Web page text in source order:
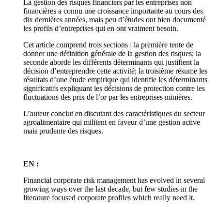
La gestion des risques financiers par les entreprises non
financières a connu une croissance importante au cours des
dix dernières années, mais peu d’études ont bien documenté
les profils d’entreprises qui en ont vraiment besoin.
Cet article comprend trois sections : la première tente de
donner une définition générale de la gestion des risques; la
seconde aborde les différents déterminants qui justifient la
décision d’entreprendre cette activité; la troisième résume les
résultats d’une étude empirique qui identifie les déterminants
significatifs expliquant les décisions de protection contre les
fluctuations des prix de l’or par les entreprises minières.
L’auteur conclut en discutant des caractéristiques du secteur
agroalimentaire qui militent en faveur d’une gestion active
mais prudente des risques.
EN :
Financial corporate risk management has evolved in several
growing ways over the last decade, but few studies in the
literature focused corporate profiles which really need it.